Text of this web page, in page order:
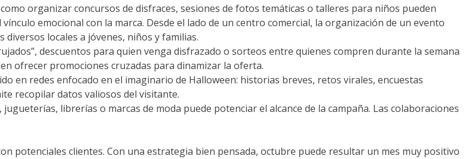
organizar concursos de disfraces, sesiones de fotos temáticas o talleres para niños pueden
emocional con la marca. Desde el lado de un centro comercial, la organización de un evento
locales a jóvenes, niños y familias.
descuentos para quien venga disfrazado o sorteos entre quienes compren durante la semana
ofrecer promociones cruzadas para dinamizar la oferta.
en redes enfocado en el imaginario de Halloween: historias breves, retos virales, encuestas
recopilar datos valiosos del visitante.
librerías o marcas de moda puede potenciar el alcance de la campaña. Las colaboraciones
potenciales clientes. Con una estrategia bien pensada, octubre puede resultar un mes muy positivo